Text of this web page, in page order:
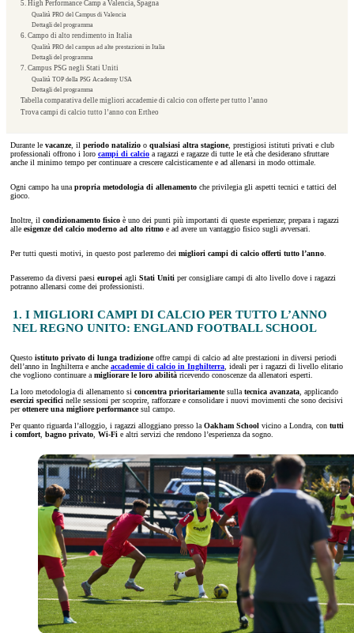
5. High Performance Camp a Valencia, Spagna
Qualità PRO del Campus di Valencia
Dettagli del programma
6. Campo di alto rendimento in Italia
Qualità PRO del campus ad alte prestazioni in Italia
Dettagli del programma
7. Campus PSG negli Stati Uniti
Qualità TOP della PSG Academy USA
Dettagli del programma
Tabella comparativa delle migliori accademie di calcio con offerte per tutto l’anno
Trova campi di calcio tutto l’anno con Ertheo
Durante le vacanze, il periodo natalizio o qualsiasi altra stagione, prestigiosi istituti privati e club
professionali offrono i loro campi di calcio a ragazzi e ragazze di tutte le età che desiderano sfruttare
anche il minimo tempo per continuare a crescere calcisticamente e ad allenarsi in modo ottimale.
Ogni campo ha una propria metodologia di allenamento che privilegia gli aspetti tecnici e tattici del
gioco.
Inoltre, il condizionamento fisico è uno dei punti più importanti di queste esperienze; prepara i ragazzi
alle esigenze del calcio moderno ad alto ritmo e ad avere un vantaggio fisico sugli avversari.
Per tutti questi motivi, in questo post parleremo dei migliori campi di calcio offerti tutto l’anno
Passeremo da diversi paesi europei agli Stati Uniti per consigliare campi di alto livello dove i ragazzi
potranno allenarsi come dei professionisti.
1. I MIGLIORI CAMPI DI CALCIO PER TUTTO L’ANNO
NEL REGNO UNITO: ENGLAND FOOTBALL SCHOOL
Questo istituto privato di lunga tradizioneoffre campi di calcio ad alte prestazioni in diversi periodi
dell’anno in Inghilterra e anche accademie di calcio in Inghilterra , ideali per i ragazzi di livello elitario
che vogliono continuare a migliorare le loro abilità ricevendo conoscenze da allenatori esperti.
La loro metodologia di allenamento si concentra prioritariamentesulla tecnica avanzata , applicando
esercizi specifici nelle sessioni per scoprire, rafforzare e consolidare i nuovi movimenti che sono decisivi
perottenere una migliore performancesul campo.
Per quanto riguarda l’alloggio, i ragazzi alloggiano presso la Oakham School vicino a Londra, con tutti
i comfort bagno privato Wi-Fi e altri servizi che rendono l’esperienza da sogno.